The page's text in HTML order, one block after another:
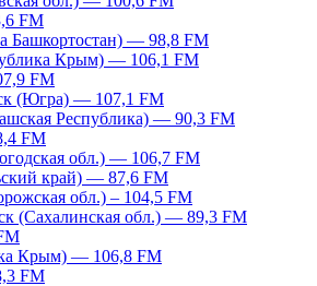
FM
Башкортостан) — 98,8 FM
Крым) — 106,1 FM
FM
(Югра) — 107,1 FM
Республика) — 90,3 FM
FM
обл.) — 106,7 FM
край) — 87,6 FM
обл.) – 104,5 FM
(Сахалинская обл.) — 89,3 FM
Крым) — 106,8 FM
FM